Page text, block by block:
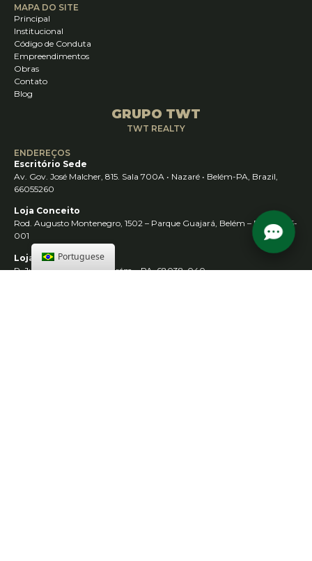
MAPA DO SITE
Principal
Institucional
Código de Conduta
Empreendimentos
Obras
Contato
Blog
GRUPO TWT
TWT REALTY
ENDEREÇOS
Escritório Sede
Av. Gov. José Malcher, 815. Sala 700A • Nazaré • Belém-PA, Brazil,
66055260
Loja Conceito
Rod. Augusto Montenegro, 1502 – Parque Guajará, Belém – PA, 66645-
001
Loja Santarém
R. Juá – Maracanã, Santarém – PA, 68038-040
Portuguese